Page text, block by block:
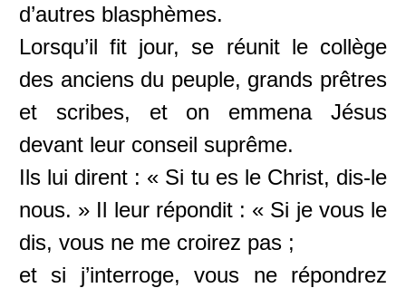
d’autres blasphèmes.
Lorsqu’il fit jour, se réunit le collège
des anciens du peuple, grands prêtres
et scribes, et on emmena Jésus
devant leur conseil suprême.
Ils lui dirent : « Si tu es le Christ, dis-le
nous. » Il leur répondit : « Si je vous le
dis, vous ne me croirez pas ;
et si j’interroge, vous ne répondrez